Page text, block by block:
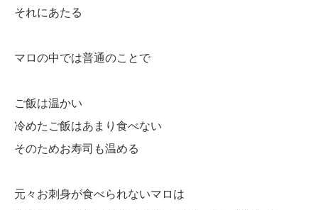
それにあたる
マロの中では普通のことで
ご飯は温かい
冷めたご飯はあまり食べない
そのためお寿司も温める
元々お刺身が食べられないマロは